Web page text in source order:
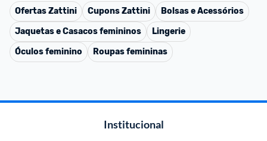
OfertasZattini CuponsZattini
Bolsas e Acessórios
Jaquetas e Casacos femininos
Lingerie
Óculos feminino
Roupas femininas
Institucional